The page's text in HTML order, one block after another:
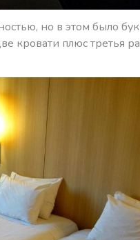
но в этом было
кровати плюс третья